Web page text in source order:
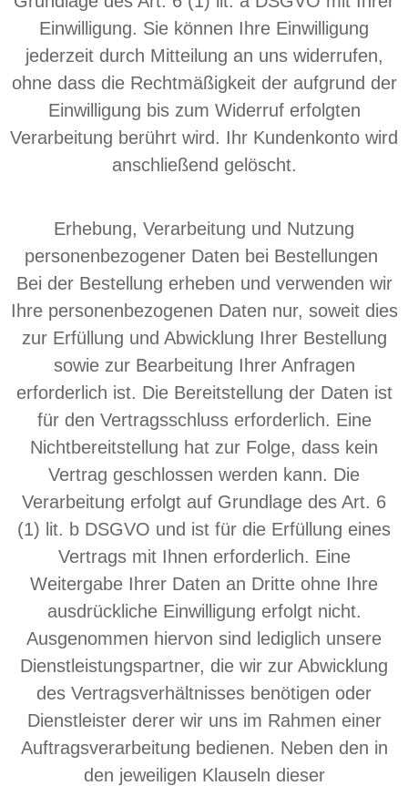
Einwilligung. Sie können Ihre Einwilligung
jederzeit durch Mitteilung an uns widerrufen,
ohne dass die Rechtmäßigkeit der aufgrund der
Einwilligung bis zum Widerruf erfolgten
Verarbeitung berührt wird. Ihr Kundenkonto wird
anschließend gelöscht.
Erhebung, Verarbeitung und Nutzung
personenbezogener Daten bei Bestellungen
Bei der Bestellung erheben und verwenden wir
Ihre personenbezogenen Daten nur, soweit dies
zur Erfüllung und Abwicklung Ihrer Bestellung
sowie zur Bearbeitung Ihrer Anfragen
erforderlich ist. Die Bereitstellung der Daten ist
für den Vertragsschluss erforderlich. Eine
Nichtbereitstellung hat zur Folge, dass kein
Vertrag geschlossen werden kann. Die
Verarbeitung erfolgt auf Grundlage des Art. 6
(1) lit. b DSGVO und ist für die Erfüllung eines
Vertrags mit Ihnen erforderlich. Eine
Weitergabe Ihrer Daten an Dritte ohne Ihre
ausdrückliche Einwilligung erfolgt nicht.
Ausgenommen hiervon sind lediglich unsere
Dienstleistungspartner, die wir zur Abwicklung
des Vertragsverhältnisses benötigen oder
Dienstleister derer wir uns im Rahmen einer
Auftragsverarbeitung bedienen. Neben den in
den jeweiligen Klauseln dieser